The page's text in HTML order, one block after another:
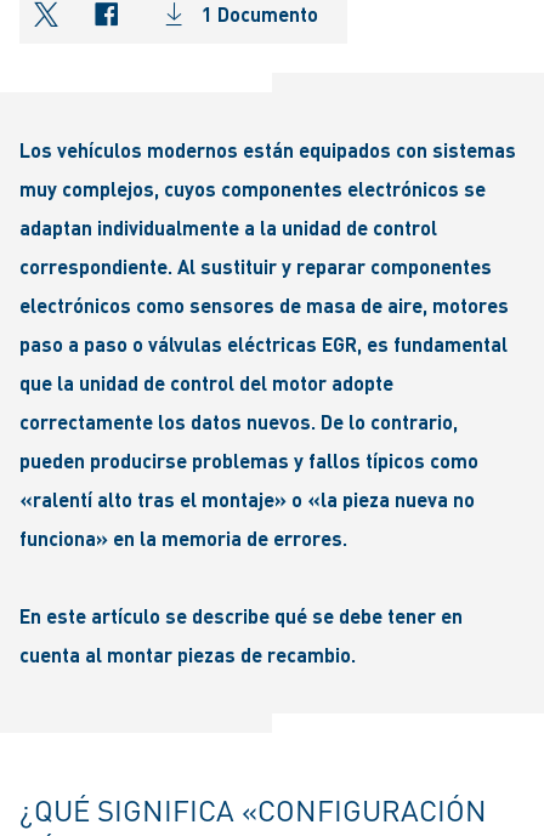
shareOntwitter
shareOnfacebook
1 Documento
Los vehículos modernos están equipados con sistemas
muy complejos, cuyos componentes electrónicos se
adaptan individualmente a la unidad de control
correspondiente. Al sustituir y reparar componentes
electrónicos como sensores de masa de aire, motores
paso a paso o válvulas eléctricas EGR, es fundamental
que la unidad de control del motor adopte
correctamente los datos nuevos. De lo contrario,
pueden producirse problemas y fallos típicos como
«ralentí alto tras el montaje» o «la pieza nueva no
funciona» en la memoria de errores.
En este artículo se describe qué se debe tener en
cuenta al montar piezas de recambio.
¿QUÉ SIGNIFICA «CONFIGURACIÓN